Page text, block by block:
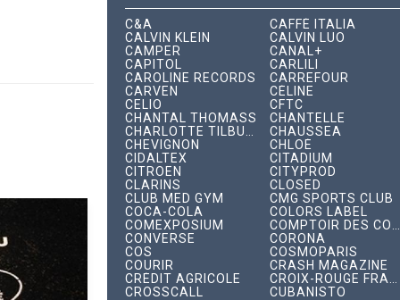
C&A
CAFFÈ ITALIA
CALVIN KLEIN
CALVIN LUO
CAMPER
CANAL+
CAPITOL
CARLILI
CAROLINE RECORDS
CARREFOUR
CARVEN
CÉLINE
CELIO
CFTC
CHANTAL THOMASS
CHANTELLE
CHAUSSEA
CHEVIGNON
CHLOÉ
CIDALTEX
CITADIUM
CITROËN
CITYPROD
CLARINS
CLOSED
CLUB MED GYM
CMG SPORTS CLUB
COCA-COLA
COLORS LABEL
COMEXPOSIUM
CONVERSE
CORONA
COS
COSMOPARIS
COURIR
CRASH MAGAZINE
CRÉDIT AGRICOLE
CROSSCALL
CUBANISTO